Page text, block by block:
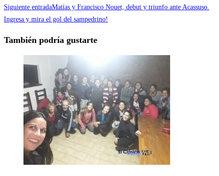
Siguiente entradaMatías y Francisco Nouet, debut y triunfo ante Acassuso.
Ingresa y mira el gol del sampedrino!
También podría gustarte